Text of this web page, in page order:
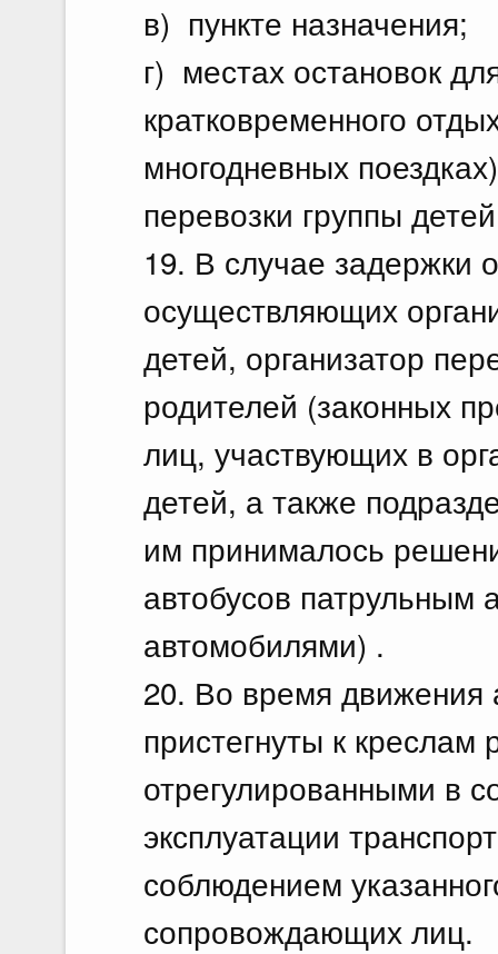
в) пункте назначения;
г) местах остановок
кратковременного
многодневных
перевозки группы
19. В случае задержки
осуществляющих
детей, организатор
родителей (законных
лиц, участвующих в
детей, а также
им принималось
автобусов
автомобилями) .
20. Во время движения
пристегнуты к
отрегулированными в
эксплуатации
соблюдением
сопровождающих лиц.